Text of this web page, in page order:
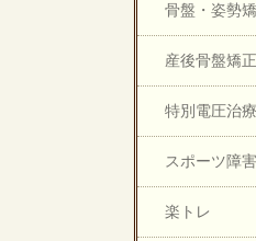
骨盤・姿勢
産後骨盤矯正
特別電圧治療
スポーツ障
楽トレ